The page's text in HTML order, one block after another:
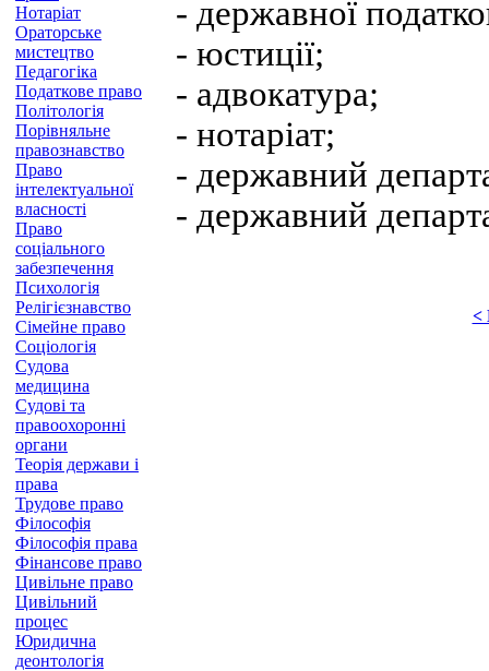
Нотаріат
Ораторське
мистецтво
Педагогіка
Податкове право
Політологія
Порівняльне
правознавство
Право
інтелектуальної
власності
Право
соціального
забезпечення
Психологія
Релігієзнавство
Сімейне право
Соціологія
Судова
медицина
Судові та
правоохоронні
органи
Теорія держави і
права
Трудове право
Філософія
Філософія права
Фінансове право
Цивільне право
Цивільний
процес
Юридична
деонтологія
- державної
- юстиції;
- адвокатура;
- нотаріат;
- державний
- державний
<